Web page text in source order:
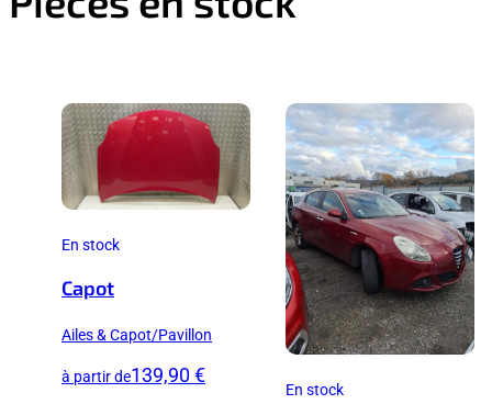
En stock
Capot
Ailes & Capot/Pavillon
à partir de139,90 €
En stock